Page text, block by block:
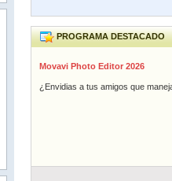
PROGRAMA DESTACADO
Movavi Photo Editor 2026
¿Envidias a tus amigos que